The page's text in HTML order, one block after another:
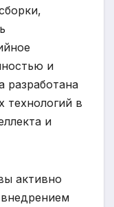
и
разработана
технологий в
и
активно